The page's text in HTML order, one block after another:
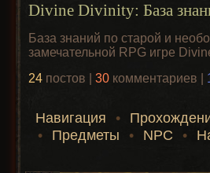
Divine Divinity: База
База знаний по старой и
замечательной RPG игре
24 постов |30 комментариев |
Навигация •
•
Предметы • NPC •